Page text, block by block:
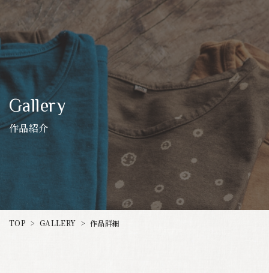
Gallery
作品紹介
TOP > GALLERY > 作品詳細